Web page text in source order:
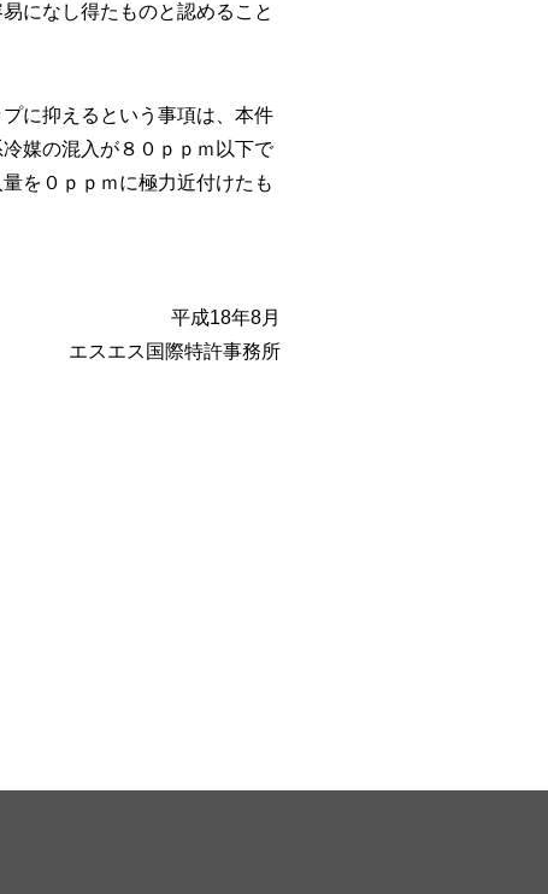
になし得たものと認めること
に抑えるという事項は、本件
媒の混入が８０ｐｐｍ以下で
を０ｐｐｍに極力近付けたも
平成18年8月
エスエス国際特許事務所